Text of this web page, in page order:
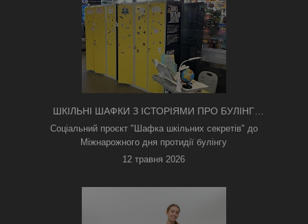
ШКІЛЬНІ ШАФКИ З ІСТОРІЯМИ ПРО БУЛІНГ
З'ЯВИЛИСЯ В КИЄВІ
Соціальний проєкт "Шафка шкільних секретів" до
Міжнарожного дня протидії булінгу
12 травня 2026